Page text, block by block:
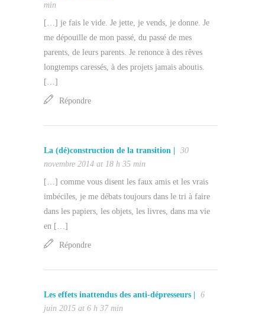
min
[…] je fais le vide. Je jette, je vends, je donne. Je
me dépouille de mon passé, du passé de mes
parents, de leurs parents. Je renonce à des rêves
longtemps caressés, à des projets jamais aboutis.
[…]
Répondre
La (dé)construction de la transition |
30
novembre 2014 at 18 h 35 min
[…] comme vous disent les faux amis et les vrais
imbéciles, je me débats toujours dans le tri à faire
dans les papiers, les objets, les livres, dans ma vie
en […]
Répondre
Les effets inattendus des anti-dépresseurs |
6
juin 2015 at 6 h 37 min